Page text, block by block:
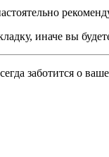
иначе вы
заботится о